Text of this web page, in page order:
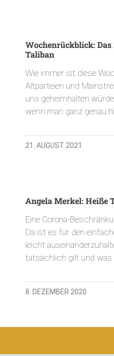
Wochenrückblick:
Taliban
Wie immer ist diese
Altparteien und
uns geheimhalten
wenn man ganz genau
21. AUGUST 2021
Angela Merkel: Heiße
Eine Corona-
Da ist es für den
leicht
tatsächlich gilt und was
8. DEZEMBER 2020